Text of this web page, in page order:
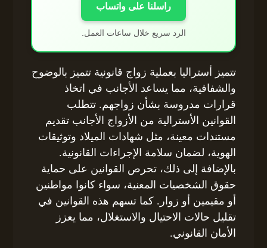
راسلنا على واتساب
الرد سريع خلال ساعات العمل.
تتميز أستراليا بعملية زواج قانونية تتميز بالوضوح
والشفافية، مما يساعد الأجانب في اتخاذ
قرارات مدروسة بشأن زواجهم. تتطلب
القوانين الأسترالية من الأزواج الأجانب تقديم
مستندات معينة، مثل شهادات الميلاد وتوثيقات
الهوية، لضمان سلامة الإجراءات القانونية.
بالإضافة إلى ذلك، تحرص القوانين على حماية
حقوق الشخصيات المعنية، سواء كانوا مواطنين
أو مقيمين أو زوار. كما تسهم هذه القوانين في
تقليل حالات الاحتيال والاستغلال، مما يعزز
الأمان القانوني.